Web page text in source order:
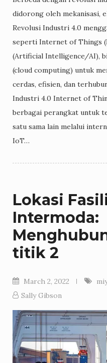
didorong oleh mekanisasi,
Revolusi Industri 4.0
seperti Internet of Things
(Artificial Intelligence/AI),
(cloud computing) untuk
cerdas, efisien, dan
Industri 4.0 Internet of
berbagai perangkat untuk
satu sama lain melalui
IoT…
Lokasi
Intermoda:
titik 2
March 2, 2022
Sally Gibson